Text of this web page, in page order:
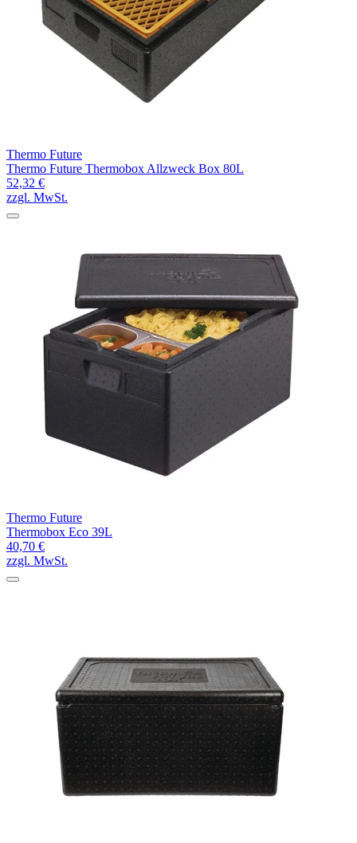
Thermo Future
Thermo Future Thermobox Allzweck Box 80L
52,32 €
zzgl. MwSt.
Thermo Future
Thermobox Eco 39L
40,70 €
zzgl. MwSt.